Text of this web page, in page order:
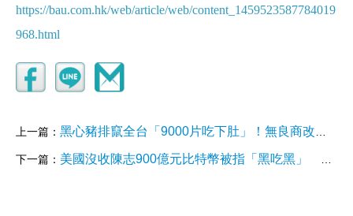
https://bau.com.hk/web/article/web/content_1459523587784019
968.html
上一篇： 黑心豬排竄全台「9000片吃下肚」！無良商改日期遭判1年6月
下一篇： 美國沒收陳志900億元比特幣被指「黑吃黑」 律師質疑程序合法性